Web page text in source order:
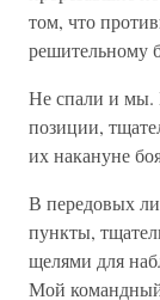
том, что
решительному
Не спали и мы.
позиции,
их накануне
В передовых
пункты,
щелями для
Мой